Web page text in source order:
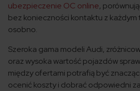
ubezpieczenie OC online,
bez konieczności kontaktu z
osobno.
Szeroka gama modeli Audi,
oraz wysoka wartość pojazdów
między ofertami potrafią być
ocenić koszty i dobrać odpowiedni